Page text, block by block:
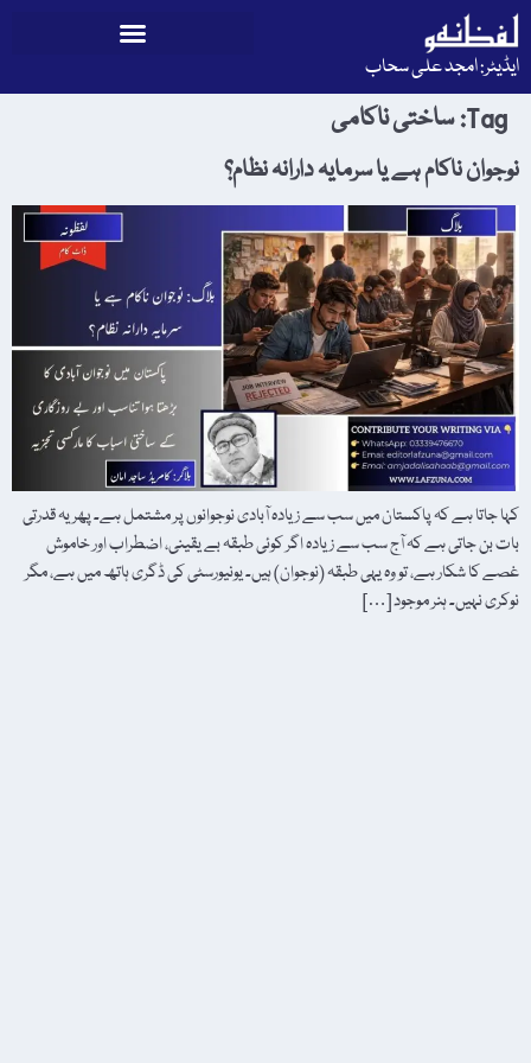
ایڈیٹر: امجد علی سحاب
Tag: ساختی ناکامی
نوجوان ناکام ہے یا سرمایہ دارانہ نظام؟
کہا جاتا ہے کہ پاکستان میں سب سے زیادہ آبادی نوجوانوں پر مشتمل ہے۔ پھر یہ قدرتی
بات بن جاتی ہے کہ آج سب سے زیادہ اگر کوئی طبقہ بے یقینی، اضطراب اور خاموش
غصے کا شکار ہے، تو وہ یہی طبقہ (نوجوان) ہیں۔ یونیورسٹی کی ڈگری ہاتھ میں ہے، مگر
نوکری نہیں۔ ہنر موجود […]